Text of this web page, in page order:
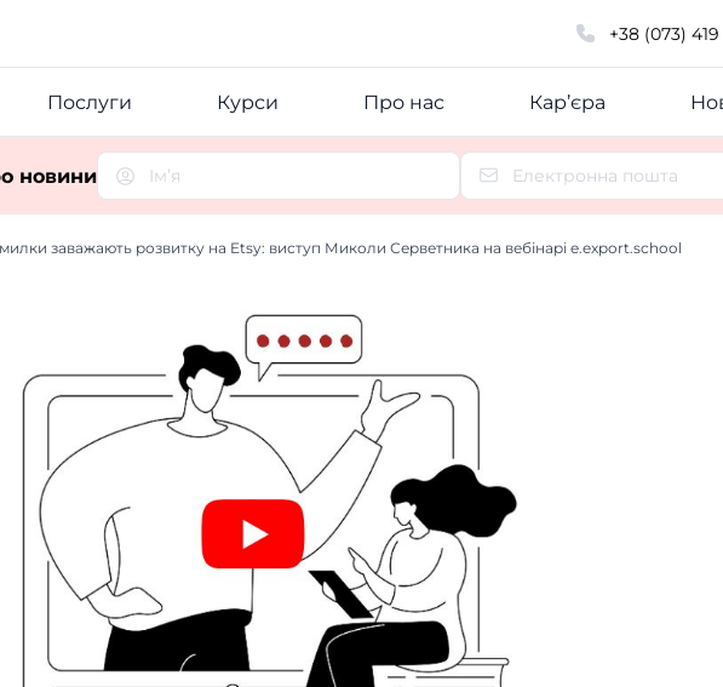
+38 (073)
Послуги Курси Про нас Кар’єра
новини
заважають розвитку на Etsy: виступ Миколи Серветника на вебінарі e.export.school